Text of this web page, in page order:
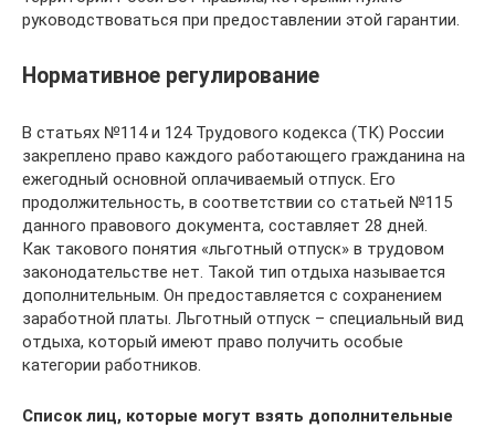
руководствоваться при предоставлении этой гарантии.
Нормативное регулирование
В статьях №114 и 124 Трудового кодекса (ТК) России
закреплено право каждого работающего гражданина на
ежегодный основной оплачиваемый отпуск. Его
продолжительность, в соответствии со статьей №115
данного правового документа, составляет 28 дней.
Как такового понятия «льготный отпуск» в трудовом
законодательстве нет. Такой тип отдыха называется
дополнительным. Он предоставляется с сохранением
заработной платы. Льготный отпуск – специальный вид
отдыха, который имеют право получить особые
категории работников.
Список лиц, которые могут взять дополнительные